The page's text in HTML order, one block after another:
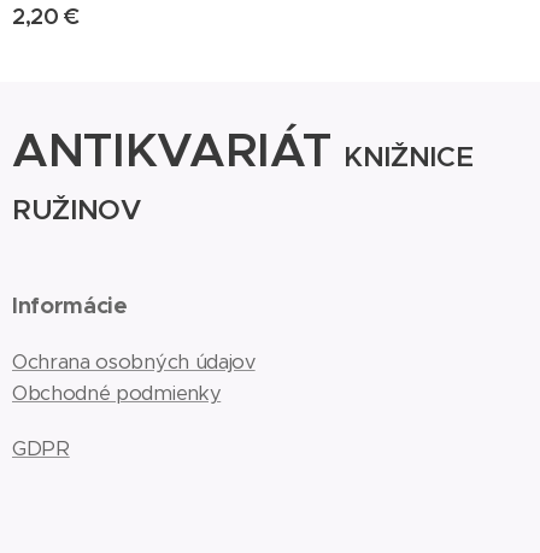
2,20 €
ANTIKVARIÁT KNIŽNICE
RUŽINOV
Informácie
Ochrana osobných údajov
Obchodné podmienky
GDPR